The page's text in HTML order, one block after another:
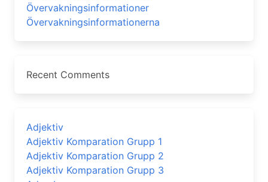
Övervakningsinformationer
Övervakningsinformationerna
Recent Comments
Adjektiv
Adjektiv Komparation Grupp 1
Adjektiv Komparation Grupp 2
Adjektiv Komparation Grupp 3